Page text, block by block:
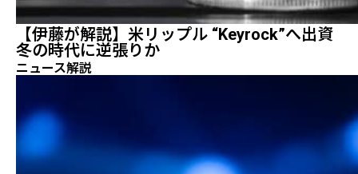
【伊藤が解説】米リップル “Keyrock”へ出資
冬の時代に逆張りか
ニュース解説